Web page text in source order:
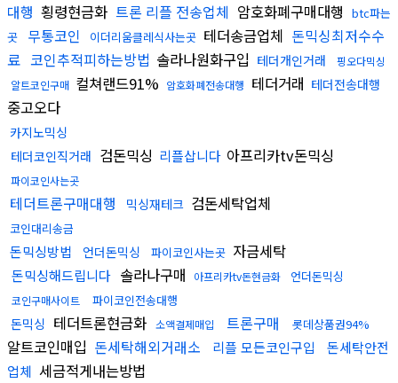
대행 횡령현금화 트론 리플 전송업체 암호화폐구매대행 btc파는
곳
무통코인 이더리움클레식사는곳 테더송금업체 돈믹싱최저수수
료 코인추적피하는방법 솔라나원화구입 테더개인거래
핑오다믹싱
알트코인구매 컬쳐랜드91% 암호화폐전송대행 테더거래 테더전송대행
중고오다
카지노믹싱
테더코인직거래 검돈믹싱 리플삽니다 아프리카tv돈믹싱
파이코인사는곳
테더트론구매대행 믹싱재테크 검돈세탁업체
코인대리송금
돈믹싱방법 언더돈믹싱 파이코인사는곳 자금세탁
돈믹싱해드립니다 솔라나구매 아프리카tv돈현금화 언더돈믹싱
코인구매사이트 파이코인전송대행
돈믹싱 테더트론현금화 소액결제매입 트론구매 롯데상품권94%
알트코인매입 돈세탁해외거래소 리플 모든코인구입
돈세탁안전
업체 세금적게내는방법